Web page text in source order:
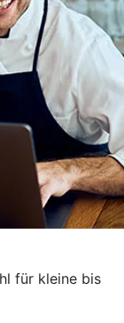
für kleine bis